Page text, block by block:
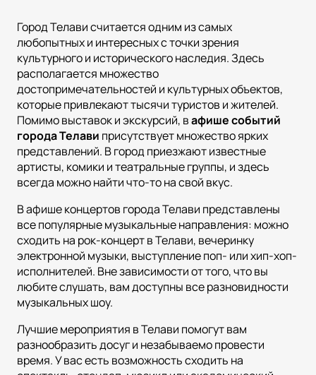
Город Телави считается одним из самых
любопытных и интересных с точки зрения
культурного и исторического наследия. Здесь
располагается множество
достопримечательностей и культурных объектов,
которые привлекают тысячи туристов и жителей.
Помимо выставок и экскурсий, вафише событий
города Телави присутствует множество ярких
представлений. В город приезжают известные
артисты, комики и театральные группы, и здесь
всегда можно найти что-то на свой вкус.
В афише концертов города Телави представлены
все популярные музыкальные направления: можно
сходить на рок-концерт в Телави, вечеринку
электронной музыки, выступление поп- или хип-хоп-
исполнителей. Вне зависимости от того, что вы
любите слушать, вам доступны все разновидности
музыкальных шоу.
Лучшие мероприятия в Телави помогут вам
разнообразить досуг и незабываемо провести
время. У вас есть возможность сходить на